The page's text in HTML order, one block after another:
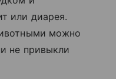
или диарея.
можно
не привыкли